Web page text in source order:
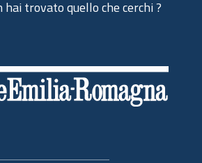
hai trovato quello che cerchi ?